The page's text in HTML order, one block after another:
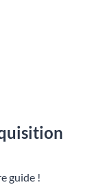
guide !